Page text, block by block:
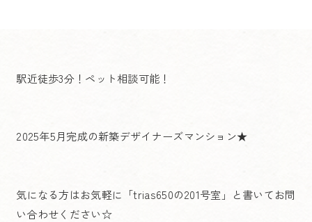
駅近徒歩3分！ペット相談可能！
2025年5月完成の新築デザイナーズマンション★
気になる方はお気軽に「trias650の201号室」と書いてお問
い合わせください☆